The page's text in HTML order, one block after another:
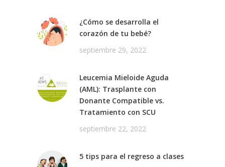
¿Cómo se desarrolla el
corazón de tu bebé?
septiembre 29, 2022
Leucemia Mieloide Aguda
(AML): Trasplante con
Donante Compatible vs.
Tratamiento con SCU
septiembre 22, 2022
5 tips para el regreso a clases